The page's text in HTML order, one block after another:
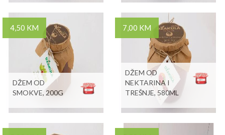
4,50 KM
DŽEM OD
SMOKVE, 200G
7,00 KM
DŽEM OD
NEKTARINA I
TREŠNJE, 580ML